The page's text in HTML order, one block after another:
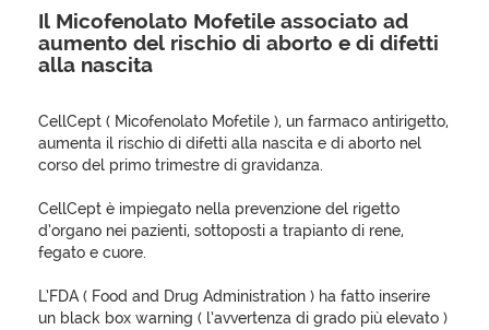
Il Micofenolato Mofetile associato ad
aumento del rischio di aborto e di difetti
alla nascita
CellCept ( Micofenolato Mofetile ), un farmaco antirigetto,
aumenta il rischio di difetti alla nascita e di aborto nel
corso del primo trimestre di gravidanza.
CellCept è impiegato nella prevenzione del rigetto
d’organo nei pazienti, sottoposti a trapianto di rene,
fegato e cuore.
L’FDA ( Food and Drug Administration ) ha fatto inserire
un black box warning ( l’avvertenza di grado più elevato )